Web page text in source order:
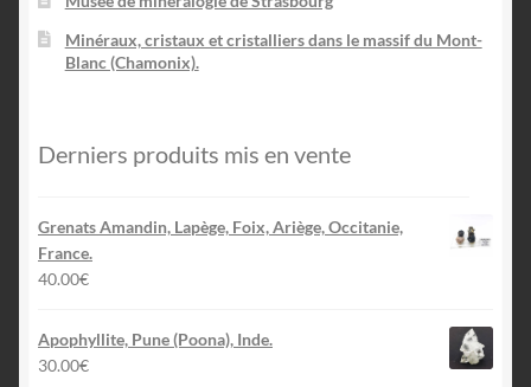
Minéraux, cristaux et cristalliers dans le massif du Mont-
Blanc (Chamonix).
Derniers produits mis en vente
Grenats Amandin, Lapège, Foix, Ariège, Occitanie,
France.
40.00€
Apophyllite, Pune (Poona), Inde.
30.00€